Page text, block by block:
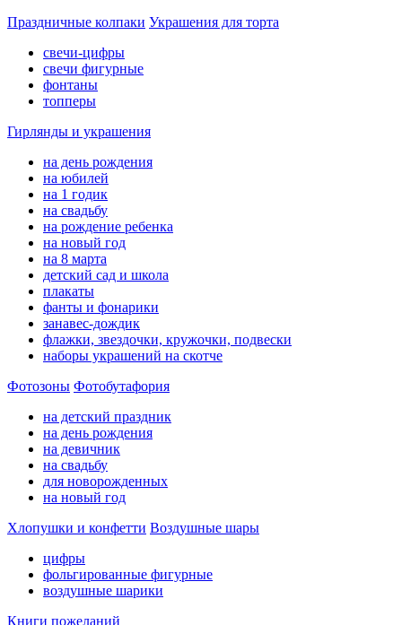
Праздничные колпаки Украшения для торта
свечи-цифры
свечи фигурные
фонтаны
топперы
Гирлянды и украшения
на день рождения
на юбилей
на 1 годик
на свадьбу
на рождение ребенка
на новый год
на 8 марта
детский сад и школа
плакаты
фанты и фонарики
занавес-дождик
флажки, звездочки, кружочки, подвески
наборы украшений на скотче
Фотозоны Фотобутафория
на детский праздник
на день рождения
на девичник
на свадьбу
для новорожденных
на новый год
Хлопушки и конфетти Воздушные шары
цифры
фольгированные фигурные
воздушные шарики
Книги пожеланий